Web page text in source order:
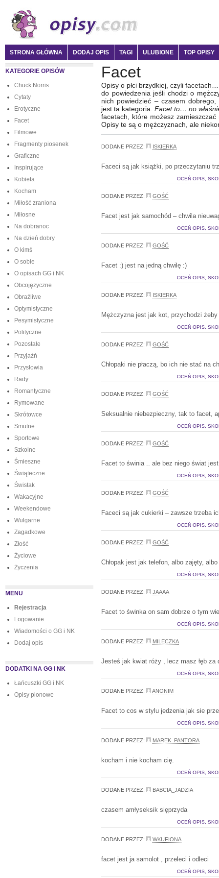
STRONA GŁÓWNA DODAJ OPIS TAGI ULUBIONE TOP OPISY
KATEGORIE OPISÓW
Chuck Norris
Cytaty
Erotyczne
Facet
Filmowe
Fragmenty piosenek
Graficzne
Inspirujące
Kobieta
Kocham
Miłość zraniona
Miłosne
Na dobranoc
Na dzień dobry
O kimś
O sobie
O opisach GG i NK
Obcojęzyczne
Obraźliwe
Optymistyczne
Pesymistyczne
Polityczne
Pozostałe
Przyjaźń
Przysłowia
Rady
Romantyczne
Rymowane
Skrótowce
Smutne
Sportowe
Szkolne
Śmieszne
Świąteczne
Świstak
Wakacyjne
Weekendowe
Wulgarne
Zagadkowe
Złość
Życiowe
Życzenia
MENU
Rejestracja
Logowanie
Wiadomości o GG i NK
Dodaj opis
DODATKI NA GG I NK
Łańcuszki GG i NK
Opisy pionowe
Facet
Opisy o płci brzydkiej, czyli
do powiedzenia jeśli chodzi o
nich powiedzieć – czasem dobrego,
jest ta kategoria. Facet to… no
facetach, które możesz
Opisy te są o mężczyznach, ale
DODANE PRZEZ: ISKIERKA
Faceci są jak książki, po przeczytaniu
OCEŃ OPIS,
DODANE PRZEZ: GOŚĆ
Facet jest jak samochód – chwila
OCEŃ OPIS,
DODANE PRZEZ: GOŚĆ
Facet :) jest na jedną chwilę :)
OCEŃ OPIS,
DODANE PRZEZ: ISKIERKA
Mężczyzna jest jak kot, przychodzi
OCEŃ OPIS,
DODANE PRZEZ: GOŚĆ
Chłopaki nie płaczą, bo ich nie stać na
OCEŃ OPIS,
DODANE PRZEZ: GOŚĆ
Seksualnie niebezpieczny, tak to facet,
OCEŃ OPIS,
DODANE PRZEZ: GOŚĆ
Facet to świnia .. ale bez niego świat
OCEŃ OPIS,
DODANE PRZEZ: GOŚĆ
Faceci są jak cukierki – zawsze trzeba
OCEŃ OPIS,
DODANE PRZEZ: GOŚĆ
Chłopak jest jak telefon, albo zajęty, albo
OCEŃ OPIS,
DODANE PRZEZ: JAAAA
Facet to świnka on sam dobrze o tym
OCEŃ OPIS,
DODANE PRZEZ: MILECZKA
Jesteś jak kwiat róży , lecz masz łęb za
OCEŃ OPIS,
DODANE PRZEZ: ANONIM
Facet to cos w stylu jedzenia jak sie
OCEŃ OPIS,
DODANE PRZEZ: MAREK_PANTORA
kocham i nie kocham cię.
OCEŃ OPIS,
DODANE PRZEZ: BABCIA_JADZIA
czasem amłyseksik sięprzyda
OCEŃ OPIS,
DODANE PRZEZ: WKUFIONA
facet jest ja samolot , przeleci i odleci
OCEŃ OPIS,